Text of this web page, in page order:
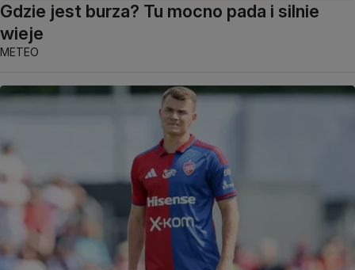
Gdzie jest burza? Tu mocno pada i silnie
wieje
METEO